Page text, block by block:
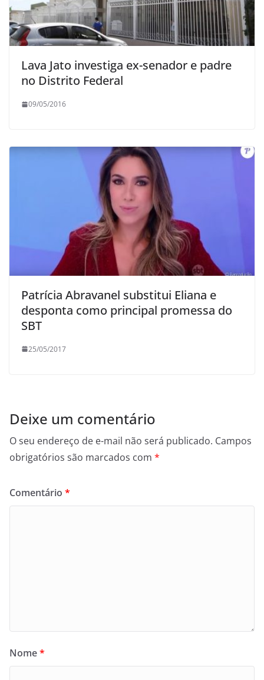
Lava Jato investiga ex-senador e padre
no Distrito Federal
09/05/2016
Patrícia Abravanel substitui Eliana e
desponta como principal promessa do
SBT
25/05/2017
Deixe um comentário
O seu endereço de e-mail não será publicado. Campos
obrigatórios são marcados com *
Comentário *
Nome*